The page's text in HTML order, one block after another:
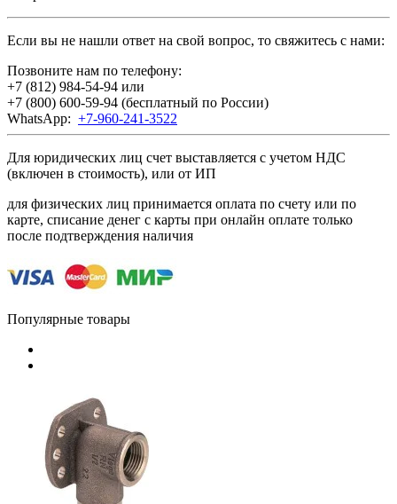
Если вы не нашли ответ на свой вопрос, то свяжитесь с нами:
Позвоните нам по телефону:
+7 (812) 984-54-94 или
+7 (800) 600-59-94 (бесплатный по России)
WhatsApp: +7-960-241-3522
Для юридических лиц счет выставляется с учетом НДС
(включен в стоимость), или от ИП
для физических лиц принимается оплата по счету или по
карте, списание денег с карты при онлайн оплате только
после подтверждения наличия
Популярные товары